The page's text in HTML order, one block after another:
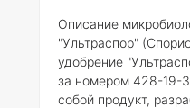
Описание
"Ультраспор"
удобрение
за номером 428-19-
собой продукт,